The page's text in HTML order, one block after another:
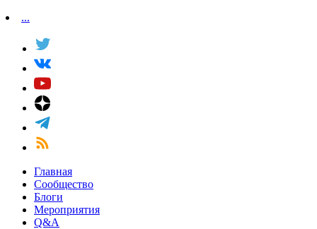
...
Главная
Сообщество
Блоги
Мероприятия
Q&A